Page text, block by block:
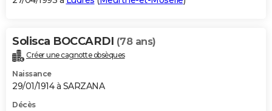
Solisca BOCCARDI (78 ans)
Créer une cagnotte obsèques
Naissance
29/01/1914 à SARZANA
Décès